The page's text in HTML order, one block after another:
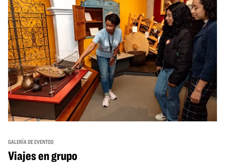
GALERÍA DE EVENTOS
Viajes en grupo